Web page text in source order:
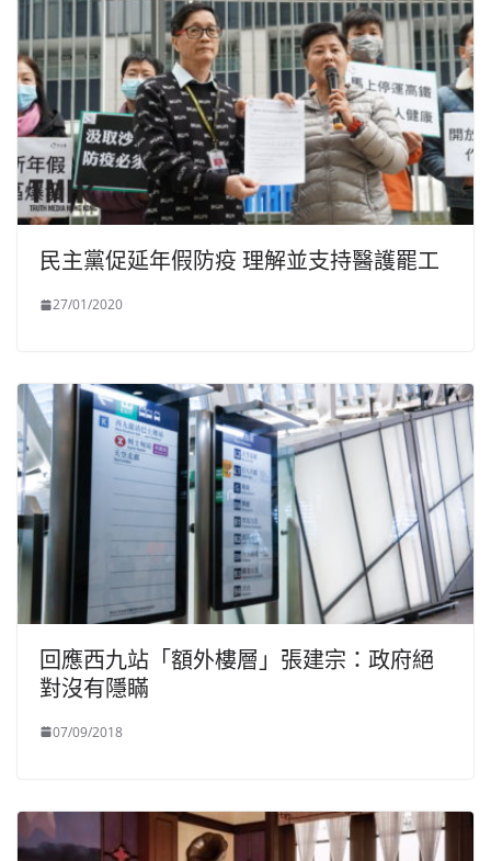
民主黨促延年假防疫 理解並支持醫護罷工
27/01/2020
回應西九站「額外樓層」張建宗：政府絕
對沒有隱瞞
07/09/2018